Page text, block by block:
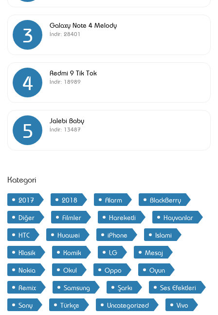
3 Galaxy Note 4 Melody
İndir: 28401
4 Redmi 9 Tik Tok
İndir: 18989
5 Jalebi Baby
İndir: 13487
Kategori
2017 2018 Alarm
BlackBerry
Diğer
Filmler Hareketli
Hayvanlar
HTC
Huawei iPhone
Islami
Klasik
Komik LG
Mesaj
Nokia
Okul Oppo
Oyun
Remix
Samsung Şarkı
Ses Efektleri
Sony
Türkçe Uncategorized Vivo